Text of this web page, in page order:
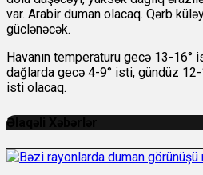
var. Arabir duman olacaq. Qərb
güclənəcək.
Havanın temperaturu gecə 13-16°
dağlarda gecə 4-9° isti, gündüz
isti olacaq.
Əlaqəli Xəbərlər